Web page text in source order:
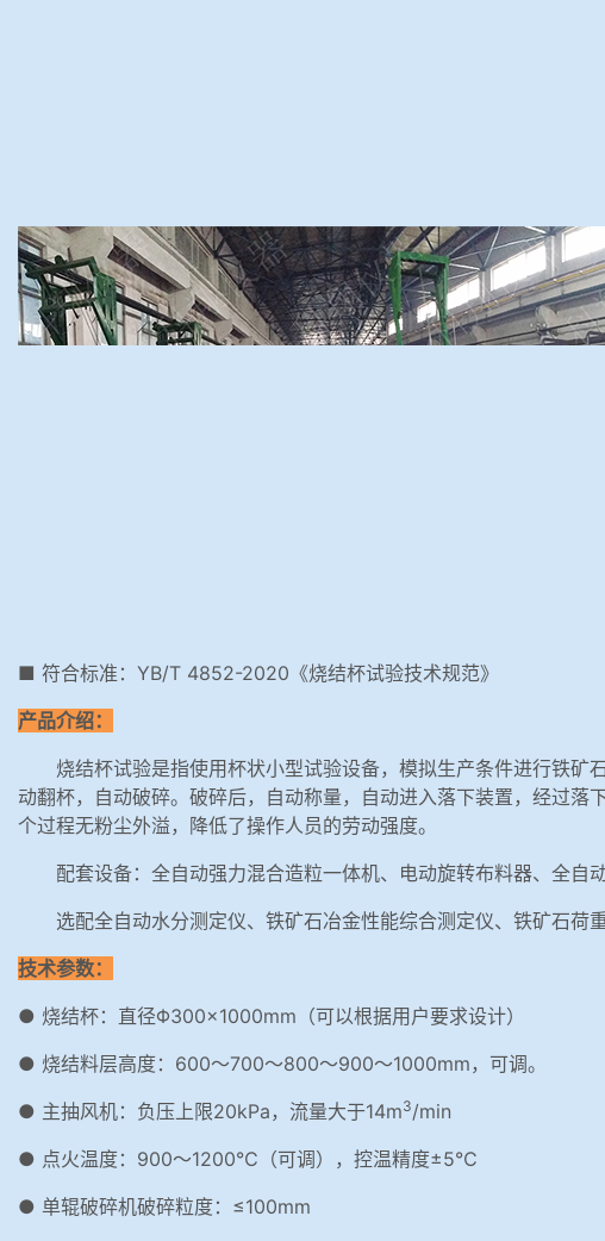
■ 符合标准：YB/T 4852-2020《烧结杯试验技术规范》
产品介绍：
烧结杯试验是指使用杯状小型试验设备，模拟生产条件进行铁
动翻杯，自动破碎。破碎后，自动称量，自动进入落下装置，经过
个过程无粉尘外溢，降低了操作人员的劳动强度。
配套设备：全自动强力混合造粒一体机、电动旋转布料器、全自
选配全自动水分测定仪、铁矿石冶金性能综合测定仪、铁矿石荷
技术参数：
● 烧结杯：直径Φ300×1000mm（可以根据用户要求设计）
● 烧结料层高度：600～700～800～900～1000mm，可调。
● 主抽风机：负压上限20kPa，流量大于14m3/min
● 点火温度：900～1200℃（可调），控温精度±5℃
● 单辊破碎机破碎粒度：≤100mm